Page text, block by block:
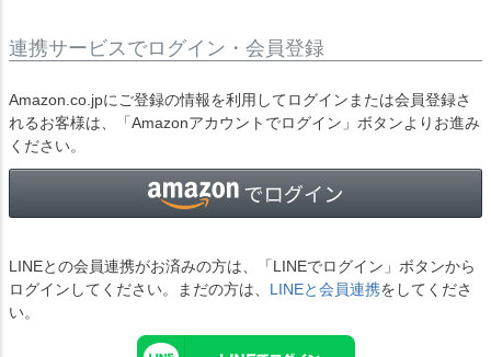
連携サービスでログイン・会員登録
Amazon.co.jpにご登録の情報を利用してログインまたは会員登録さ
れるお客様は、「Amazonアカウントでログイン」ボタンよりお進み
ください。
LINEとの会員連携がお済みの方は、「LINEでログイン」ボタンから
ログインしてください。まだの方は、 LINEと会員連携をしてくださ
い。